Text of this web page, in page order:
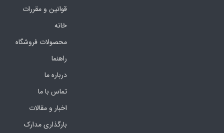
قوانین و مقررات
خانه
محصولات فروشگاه
راهنما
درباره ما
تماس با ما
اخبار و مقالات
بارگذاری مدارک